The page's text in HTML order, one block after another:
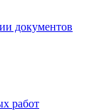
документов
работ